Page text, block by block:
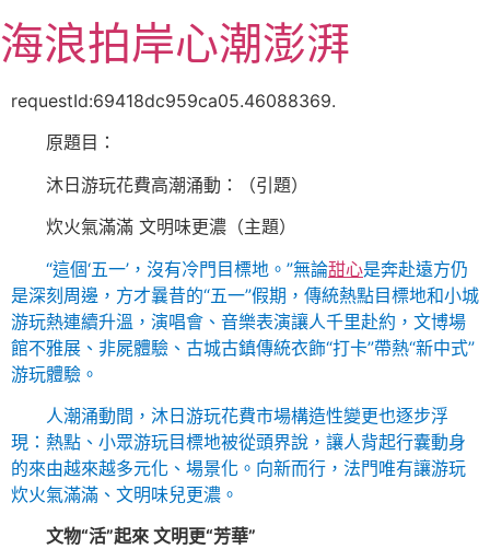
至
主海浪拍岸心潮澎湃
requestId:69418dc959ca05.46088369.
原題目：
沐日游玩花費高潮涌動：（引題）
炊火氣滿滿 文明味更濃（主題）
“這個‘五一’，沒有冷門目標地。”無論甜心是奔赴遠方仍
是深刻周邊，方才曩昔的“五一”假期，傳統熱點目標地和小城
游玩熱連續升溫，演唱會、音樂表演讓人千里赴約，文博場
館不雅展、非屍體驗、古城古鎮傳統衣飾“打卡”帶熱“新中式”
游玩體驗。
人潮涌動間，沐日游玩花費市場構造性變更也逐步浮
現：熱點、小眾游玩目標地被從頭界說，讓人背起行囊動身
的來由越來越多元化、場景化。向新而行，法門唯有讓游玩
炊火氣滿滿、文明味兒更濃。
文物“活”起來 文明更“芳華”